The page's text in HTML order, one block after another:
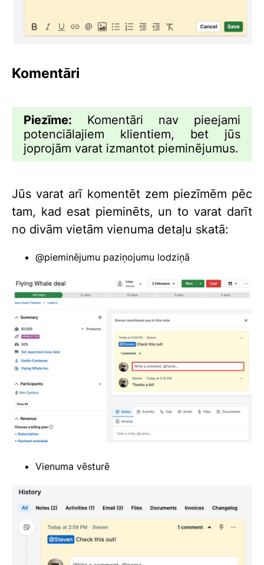
Komentāri
Piezīme: Komentāri nav pieejami
potenciālajiem klientiem, bet jūs
joprojām varat izmantot pieminējumus.
Jūs varat arī komentēt zem piezīmēm pēc
tam, kad esat pieminēts, un to varat darīt
no divām vietām vienuma detaļu skatā:
@pieminējumu paziņojumu lodziņā
Vienuma vēsturē